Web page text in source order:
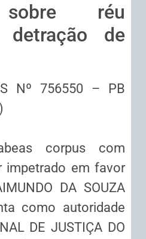
sobre réu
de
Nº 756550 – PB
corpus com
impetrado em favor
DA SOUZA
como autoridade
DE JUSTIÇA DO